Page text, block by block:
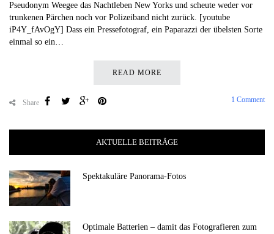
Pseudonym Weegee das Nachtleben New Yorks und scheute weder vor
trunkenen Pärchen noch vor Polizeiband nicht zurück. [youtube
iP4Y_fAvOgY] Dass ein Pressefotograf, ein Paparazzi der übelsten Sorte
einmal so ein…
READ MORE
1 Comment
Share
AKTUELLE BEITRÄGE
Spektakuläre Panorama-Fotos
Optimale Batterien – damit das Fotografieren zum